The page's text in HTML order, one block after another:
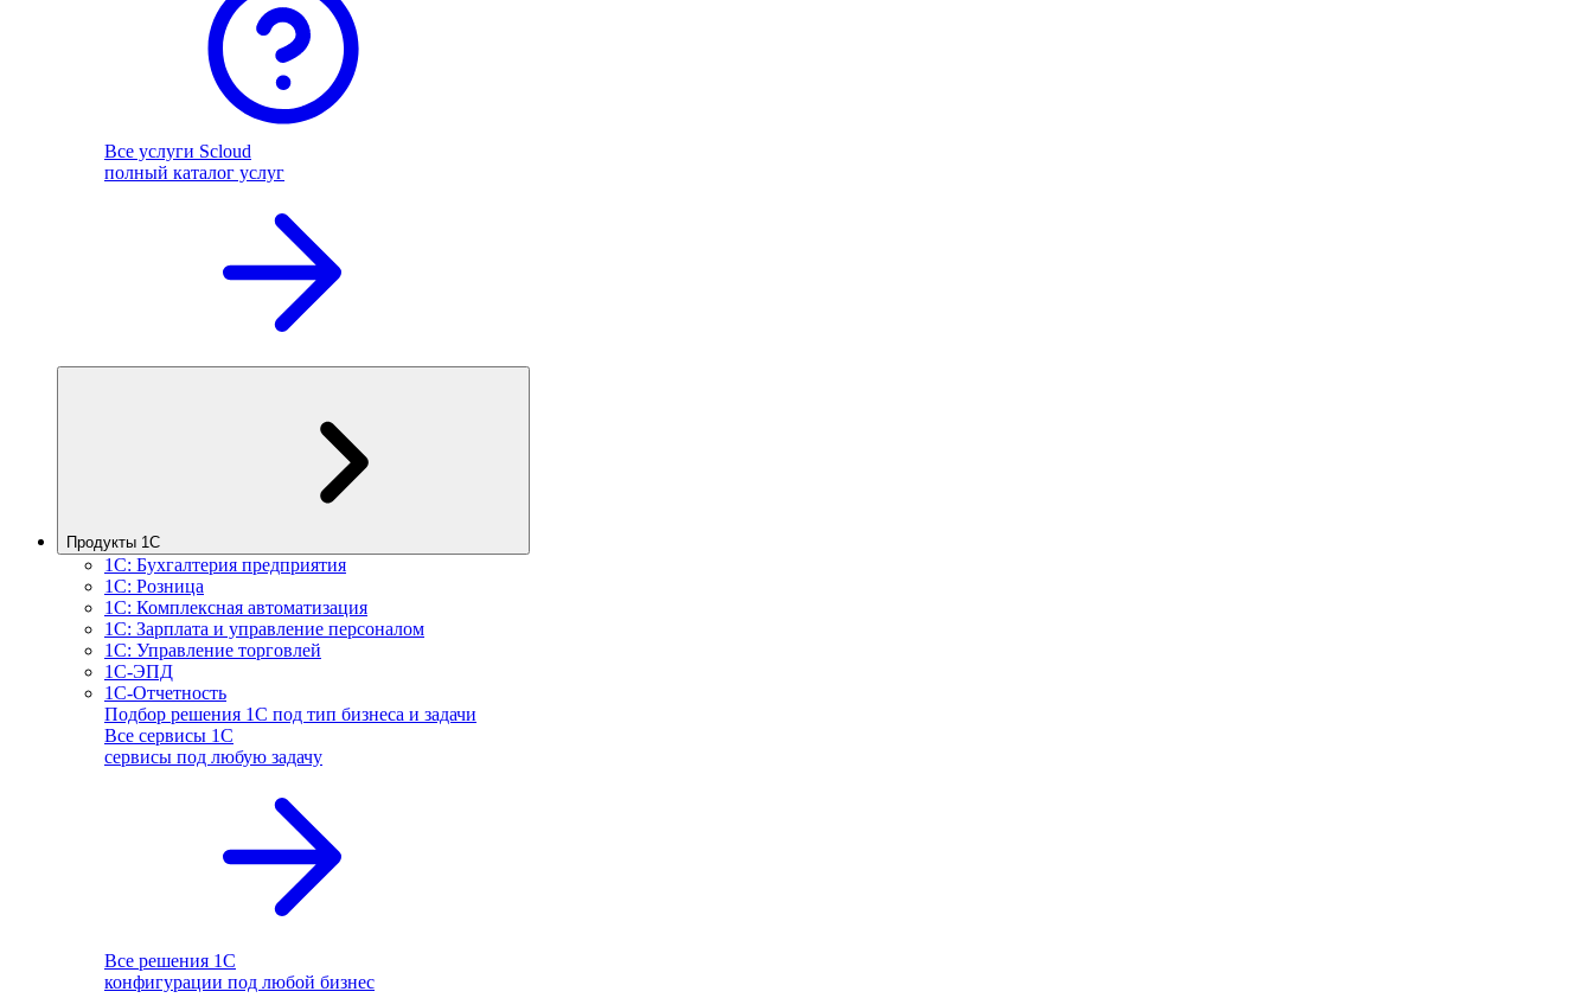
Все услуги Scloud
полный каталог услуг
Продукты 1С
1С: Бухгалтерия предприятия
1С: Розница
1С: Комплексная автоматизация
1С: Зарплата и управление персоналом
1С: Управление торговлей
1С-ЭПД
1С-Отчетность
Подбор решения 1С под тип бизнеса и задачи
Все сервисы 1С
сервисы под любую задачу
Все решения 1С
конфигурации под любой бизнес